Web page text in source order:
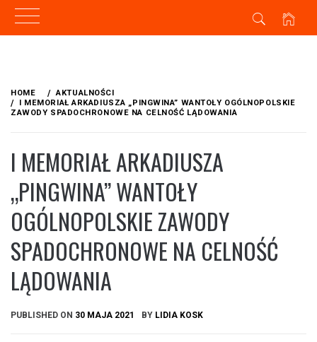
content
HOME
AKTUALNOŚCI
I MEMORIAŁ ARKADIUSZA „PINGWINA” WANTOŁY OGÓLNOPOLSKIE
ZAWODY SPADOCHRONOWE NA CELNOŚĆ LĄDOWANIA
I MEMORIAŁ ARKADIUSZA
„PINGWINA” WANTOŁY
OGÓLNOPOLSKIE ZAWODY
SPADOCHRONOWE NA CELNOŚĆ
LĄDOWANIA
PUBLISHED ON 30 MAJA 2021 BY LIDIA KOSK